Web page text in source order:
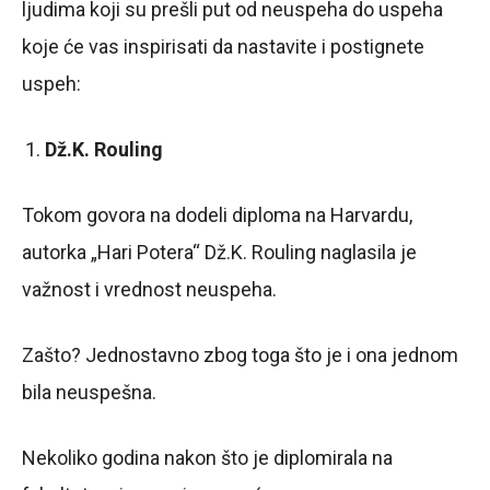
ljudima koji su prešli put od neuspeha do uspeha
koje će vas inspirisati da nastavite i postignete
uspeh:
Dž.K. Rouling
Tokom govora na dodeli diploma na Harvardu,
autorka „Hari Potera“ Dž.K. Rouling naglasila je
važnost i vrednost neuspeha.
Zašto? Jednostavno zbog toga što je i ona jednom
bila neuspešna.
Nekoliko godina nakon što je diplomirala na